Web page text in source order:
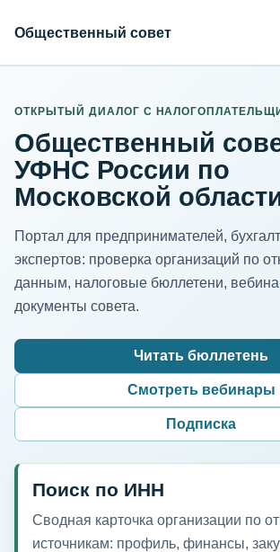
Общественный совет
ОТКРЫТЫЙ ДИАЛОГ С
Общественный
УФНС России по
Московской
Портал для предпринимателей,
экспертов: проверка организаций по
данным, налоговые бюллетени,
документы совета.
Читать бюллетень
Смотреть вебинары
Подписка
Поиск по ИНН
Сводная карточка организации по
источникам: профиль, финансы,
ИНН организации
Адрес для нормализации